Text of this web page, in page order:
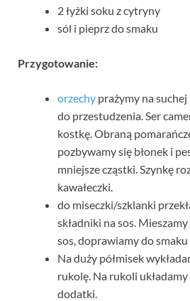
2 łyżki soku z cytryny
sól i pieprz do smaku
Przygotowanie:
orzechy prażymy na
do przestudzenia. Ser
kostkę. Obraną
pozbywamy się błonek i
mniejsze cząstki. Szynkę
kawałeczki.
do miseczki/szklanki
składniki na sos.
sos, doprawiamy do
Na duży półmisek
rukolę. Na rukoli
dodatki.